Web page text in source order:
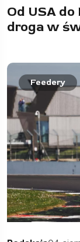
Od USA do
droga w
Feedery